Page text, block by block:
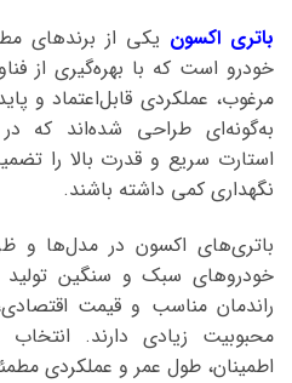
باتری اکسون یکی از برندهای
خودرو است که با بهره‌گیری از
مرغوب، عملکردی قابل‌اعتماد و
به‌گونه‌ای طراحی شده‌اند که
استارت سریع و قدرت بالا را
نگهداری کمی داشته باشند.
باتری‌های اکسون در مدل‌ها و
خودروهای سبک و سنگین تولید
راندمان مناسب و قیمت
محبوبیت زیادی دارند.
اطمینان، طول عمر و عملکردی